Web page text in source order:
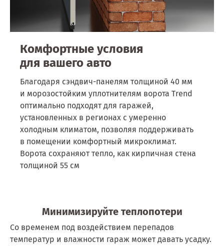
Комфортные условия
для вашего авто
Благодаря сэндвич-панелям толщиной 40 мм
и морозостойким уплотнителям ворота Trend
оптимально подходят для гаражей,
установленных в регионах с умеренно
холодным климатом, позволяя поддерживать
в помещении комфортный микроклимат.
Ворота сохраняют тепло, как кирпичная стена
толщиной 55 см
Минимизируйте теплопотери
Со временем под воздействием перепадов
температур и влажности гараж может давать усадку.